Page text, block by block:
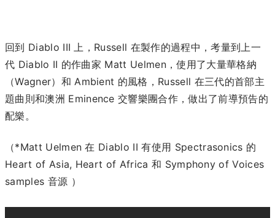
回到 Diablo III 上，Russell 在製作的過程中，考量到上一
代 Diablo II 的作曲家 Matt Uelmen，使用了大量華格納
（Wagner）和 Ambient 的風格，Russell 在三代的首部主
題曲則和澳洲 Eminence 交響樂團合作，做出了前導預告的
配樂。
（*Matt Uelmen 在 Diablo II 有使用 Spectrasonics 的
Heart of Asia, Heart of Africa 和 Symphony of Voices
samples 音源 ）